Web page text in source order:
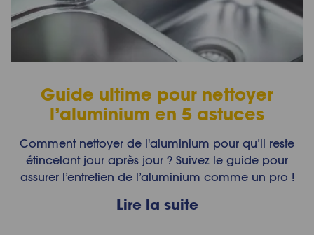
Guide ultime pour nettoyer
l’aluminium en 5 astuces
Comment nettoyer de l'aluminium pour qu’il reste
étincelant jour après jour ? Suivez le guide pour
assurer l’entretien de l’aluminium comme un pro !
Lire la suite